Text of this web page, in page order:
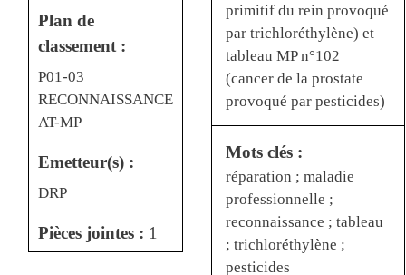
Plan de
classement :
P01-03
RECONNAISSANCE
AT-MP
Emetteur(s) :
DRP
Pièces jointes : 1
primitif du rein provoqué
par trichloréthylène) et
tableau MP n°102
(cancer de la prostate
provoqué par pesticides)
Mots clés :
réparation ; maladie
professionnelle ;
reconnaissance ; tableau
; trichloréthylène ;
pesticides